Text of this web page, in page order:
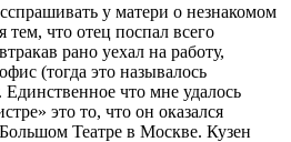
у матери о незнакомом
тем, что отец поспал всего
рано уехал на работу,
(тогда это называлось
что мне удалось
это то, что он оказался
Театре в Москве. Кузен